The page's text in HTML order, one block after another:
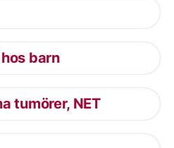
barn
tumörer, NET